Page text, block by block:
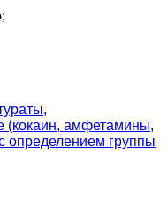
(кокаин, амфетамины,
определением группы